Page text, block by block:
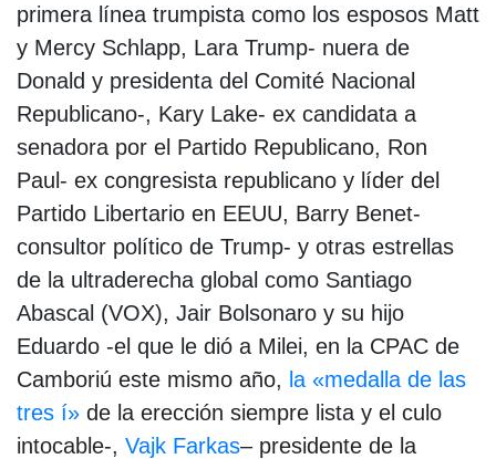
primera línea trumpista como los esposos Matt
y Mercy Schlapp, Lara Trump- nuera de
Donald y presidenta del Comité Nacional
Republicano-, Kary Lake- ex candidata a
senadora por el Partido Republicano, Ron
Paul- ex congresista republicano y líder del
Partido Libertario en EEUU, Barry Benet-
consultor político de Trump- y otras estrellas
de la ultraderecha global como Santiago
Abascal (VOX), Jair Bolsonaro y su hijo
Eduardo -el que le dió a Milei, en la CPAC de
Camboriú este mismo año, la «medalla de las
tres í» de la erección siempre lista y el culo
intocable-, Vajk Farkas– presidente de la